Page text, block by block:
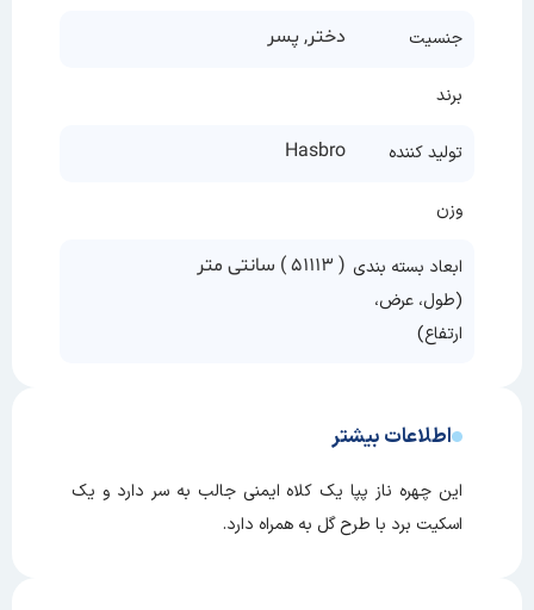
جنسیت دختر, پسر
برند
تولید کننده Hasbro
وزن
ابعاد بسته بندی
(طول، عرض،
ارتفاع)
( 13
115 ) سانتی متر
اطلاعات بیشتر
این چهره ناز پپا یک کلاه ایمنی جالب به سر دارد و یک
اسکیت برد با طرح گل به همراه دارد.